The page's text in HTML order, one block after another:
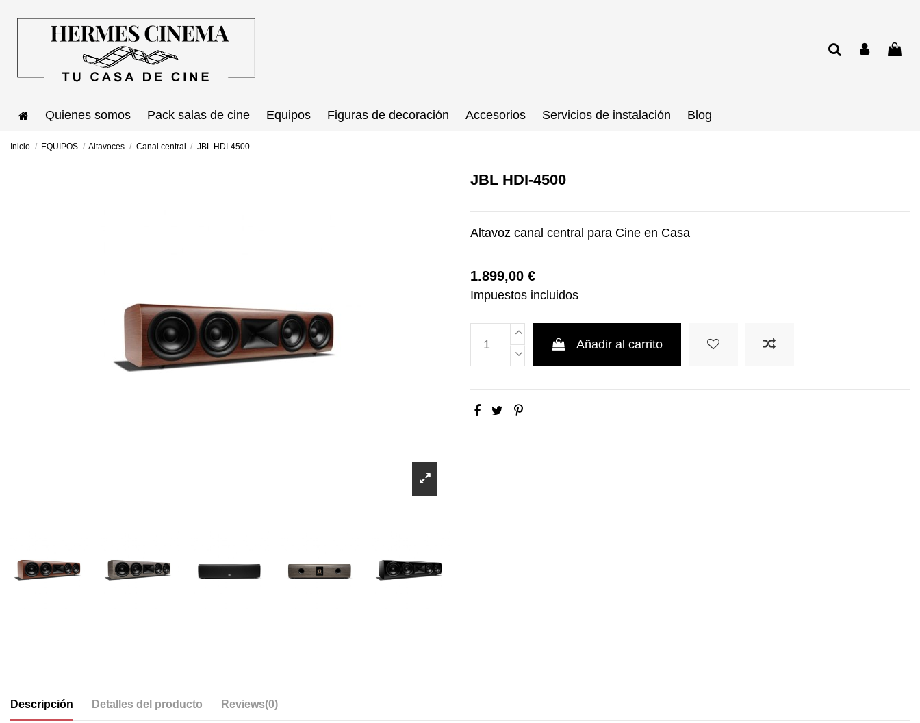
Quienes somos Pack salas de cine Equipos Figuras de decoración Accesorios Servicios de instalación Blog
Inicio EQUIPOS Altavoces Canal central JBL HDI-4500
JBL HDI-4500
Altavoz canal central para Cine en Casa
1.899,00 €
Impuestos incluidos
Añadir al carrito
Descripción Detalles del producto Reviews(0)